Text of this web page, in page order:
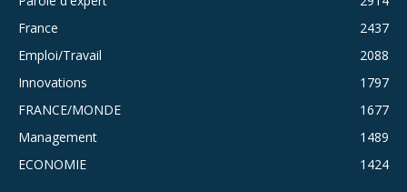
France
2437
Emploi/Travail
2088
Innovations
1797
FRANCE/MONDE
1677
Management
1489
ECONOMIE
1424